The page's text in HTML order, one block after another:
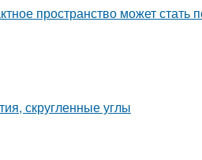
пространство может стать
скругленные углы